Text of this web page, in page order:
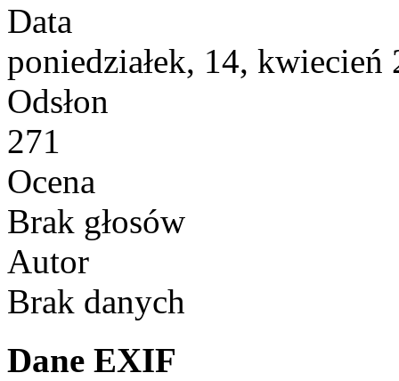
Data
poniedziałek, 14, kwiecień
Odsłon
271
Ocena
Brak głosów
Autor
Brak danych
Dane EXIF